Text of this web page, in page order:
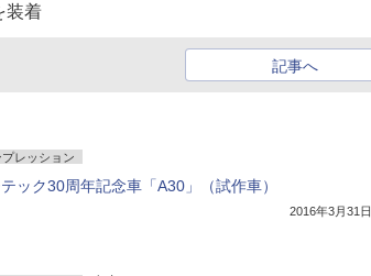
装着
記事へ
プレッション
ック30周年記念車「A30」（試作車）
2016年3月31日